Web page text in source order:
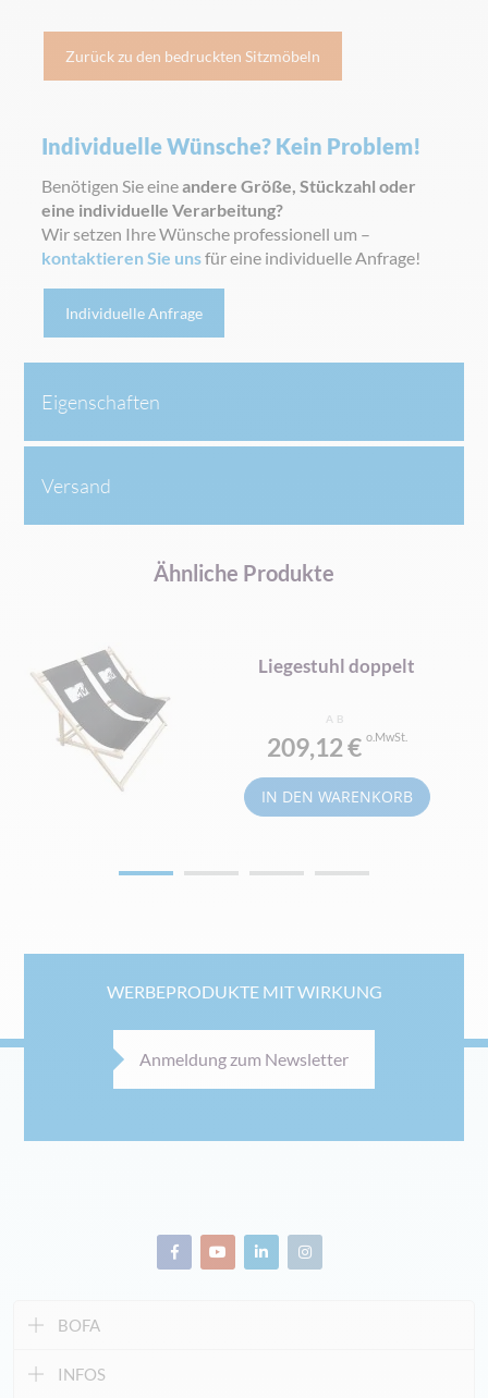
Zurück zu den bedruckten Sitzmöbeln
Individuelle Wünsche? Kein Problem!
Benötigen Sie eineandere Größe, Stückzahl oder
eine individuelle Verarbeitung?
Wir setzen Ihre Wünsche professionell um –
kontaktieren Sie unsfür eine individuelle Anfrage!
Individuelle Anfrage
Eigenschaften
Versand
Ähnliche Produkte
Liegestuhl doppelt
AB
209,12 €
IN DEN WARENKORB
WERBEPRODUKTE MIT WIRKUNG
Anmeldung zum Newsletter
BOFA
INFOS